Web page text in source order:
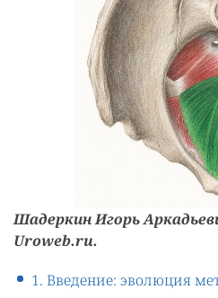
Шадеркин Игорь
Uroweb.ru.
1. Введение: эволюция